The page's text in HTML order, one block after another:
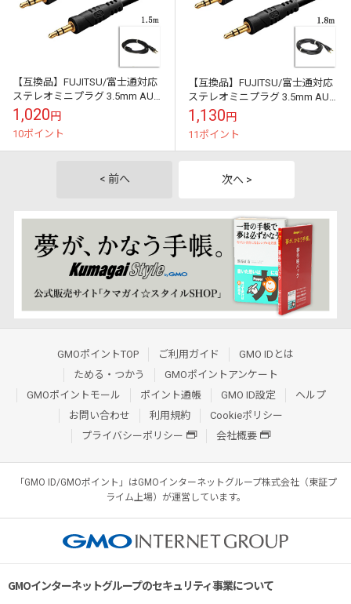
【互換品】FUJITSU/富士通対応
ステレオミニプラグ 3.5mm AUX
オーディオケーブル 1.5m 直型-
直型 Part...
1,020円
10ポイント
【互換品】FUJITSU/富士通対応
ステレオミニプラグ 3.5mm AUX
オーディオケーブル 1.8m 直型-
直型 Part...
1,130円
11ポイント
< 前へ 次へ >
GMOポイントTOP ご利用ガイド
GMO IDとは
ためる・つかう
GMOポイントアンケート
GMOポイントモール
ポイント通帳 GMO ID設定
ヘルプ
お問い合わせ
利用規約
Cookieポリシー
プライバシーポリシー
会社概要
「GMO ID/GMOポイント」はGMOインターネットグループ株式会社（東証プ
ライム上場）が運営しています。
GMOインターネットグループのセキュリティ事業について